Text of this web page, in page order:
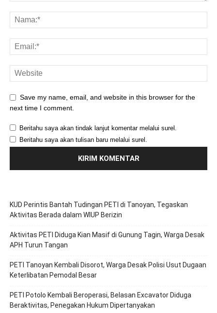
Save my name, email, and website in this browser for the
next time I comment.
Beritahu saya akan tindak lanjut komentar melalui surel.
Beritahu saya akan tulisan baru melalui surel.
KUD Perintis Bantah Tudingan PETI di Tanoyan, Tegaskan
Aktivitas Berada dalam WIUP Berizin
Aktivitas PETI Diduga Kian Masif di Gunung Tagin, Warga Desak
APH Turun Tangan
PETI Tanoyan Kembali Disorot, Warga Desak Polisi Usut Dugaan
Keterlibatan Pemodal Besar
PETI Potolo Kembali Beroperasi, Belasan Excavator Diduga
Beraktivitas, Penegakan Hukum Dipertanyakan